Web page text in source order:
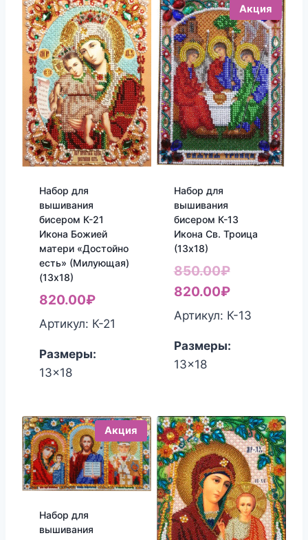
Набор для
вышивания
бисером К-21
Икона Божией
матери «Достойно
есть» (Милующая)
(13х18)
820.00₽
Артикул: К-21
Размеры:
13x18
Акция
Набор для
вышивания
бисером К-13
Икона Св. Троица
(13х18)
850.00₽
цена
составляла
820.00₽Текущая
цена:
Артикул: К-13
Размеры:
13x18
Акция
Набор для
вышивания